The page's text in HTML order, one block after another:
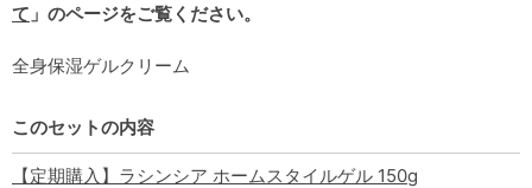
このセットの内容
【定期購入】ラシンシア ホームスタイルゲル 150g
て 」のページをご覧ください。
全身保湿ゲルクリーム